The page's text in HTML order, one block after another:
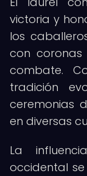
victoria y
los
con
combate.
tradición
ceremonias
en diversas
La
occidental